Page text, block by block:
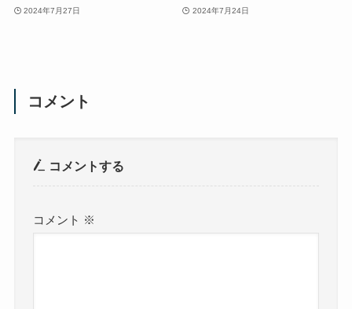
2024年7月27日 2024年7月24日
コメント
コメントする
コメント ※